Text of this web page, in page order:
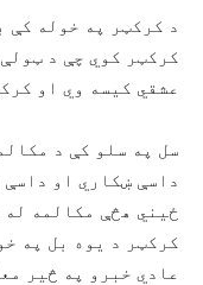
د کرکټر په خوله کې
کرکټر کوي چې د
عشقي کیسه وي او
سل په سلو کې د
داسې ښکاري او
ځیني هڅې مکالمه
کرکټر د یوه بل په
عادي خبرو په څير